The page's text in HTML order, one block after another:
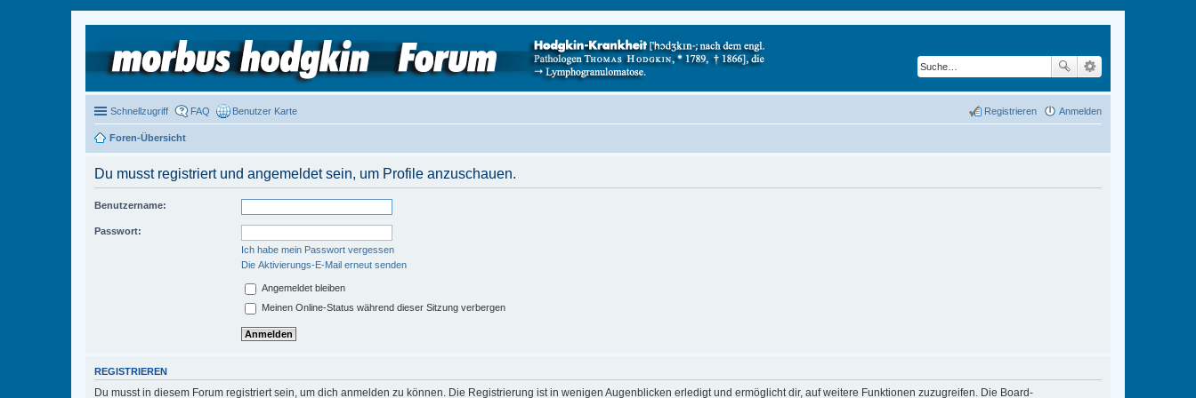
Schnellzugriff FAQ Benutzer Karte Anmelden
Registrieren
Foren-Übersicht
Du musst registriert und angemeldet sein, um Profile anzuschauen.
Benutzername:
Passwort:
Ich habe mein Passwort vergessen
Die Aktivierungs-E-Mail erneut senden
Angemeldet bleiben
Meinen Online-Status während dieser Sitzung verbergen
REGISTRIEREN
Du musst in diesem Forum registriert sein, um dich anmelden zu können. Die Registrierung ist in wenigen Augenblicken erledigt und ermöglicht dir, auf weitere Funktionen zuzugreifen. Die Board-